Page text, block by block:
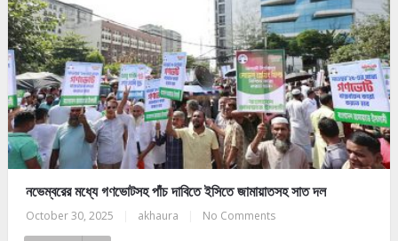
নভেম্বরের মধ্যে গণভোটসহ পাঁচ দাবিতে ইসিতে জামায়াতসহ সাত দল
October 30, 2025 akhaura No Comments